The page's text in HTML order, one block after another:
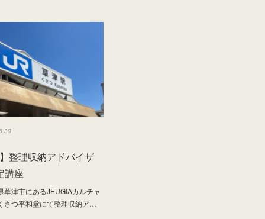
】整理収納アドバイザ
講座
草津市にあるJEUGIAカルチャ
さつ平和堂にて整理収納ア…